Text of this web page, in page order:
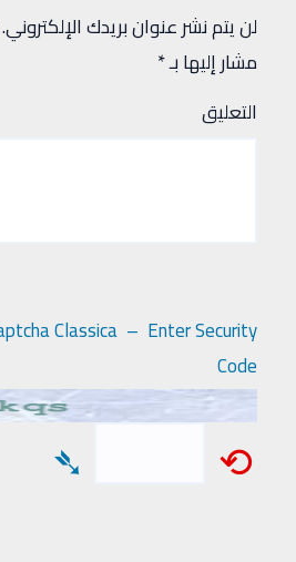
لن يتم نشر عنوان بريدك الإلكتروني.
مشار إليها بـ*
التعليق
Classica – Enter Security
Code
⟲
➴